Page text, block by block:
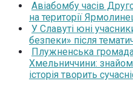
Авіабомбу часів
на території
У Славуті юні
безпеки» після
Плужненська
Хмельниччини:
історія творить